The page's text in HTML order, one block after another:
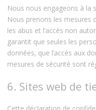
Nous nous engageons à la
Nous prenons les mesures
les abus et l’accès non
garantit que seules les
données, que l’accès aux
mesures de sécurité sont
6. Sites web de